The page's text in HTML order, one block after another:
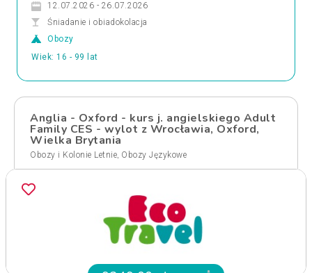
12.07.2026 - 26.07.2026
Śniadanie i obiadokolacja
Obozy
Wiek: 16 - 99 lat
Anglia - Oxford - kurs j. angielskiego Adult
Family CES - wylot z Wrocławia, Oxford,
Wielka Brytania
Obozy i Kolonie Letnie, Obozy Językowe